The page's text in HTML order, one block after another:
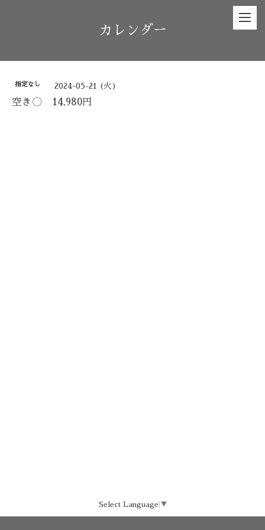
カレンダー
指定なし 2024-05-21 (火)
空き〇 14,980円
Select Language ▼